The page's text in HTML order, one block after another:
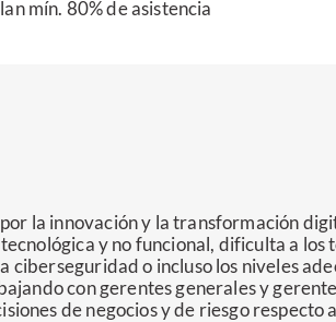
mín. 80% de asistencia
la innovación y la transformación
y no funcional, dificulta a los
ciberseguridad o incluso los niveles
con gerentes generales y
de negocios y de riesgo respecto